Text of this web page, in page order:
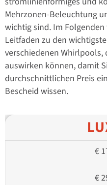
Mehrzonen-Beleuchtung
wichtig sind. Im
Leitfaden zu den
verschiedenen Whirlpools,
auswirken können, damit
durchschnittlichen Preis
Bescheid wissen.
€
€